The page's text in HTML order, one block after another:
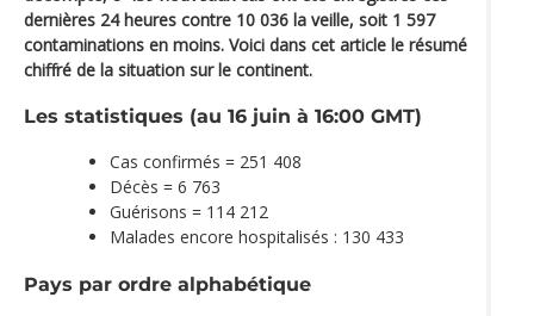
dernières 24 heures contre 10 036 la veille, soit 1 597
contaminations en moins. Voici dans cet article le résumé
chiffré de la situation sur le continent.
Les statistiques (au 16 juin à 16:00 GMT)
Cas confirmés = 251 408
Décès = 6 763
Guérisons = 114 212
Malades encore hospitalisés : 130 433
Pays par ordre alphabétique